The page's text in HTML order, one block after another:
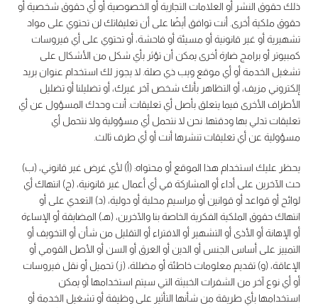
ذلك حقوق النشر أو العلامات التجارية أو الخصوصية أو أي حقوق شخصية أو
حقوق ملكية أخرى. أنت توافق أيضًا على أن تعليقاتك لن تحتوي على مواد
تشهيرية أو غير قانونية أو مسيئة أو فاحشة، أو تحتوي على أي فيروسات
كمبيوتر أو برامج ضارة أخرى يمكن أن تؤثر بأي شكل من الأشكال على
تشغيل الخدمة أو أي موقع ويب ذي صلة. لا يجوز لك استخدام عنوان بريد
إلكتروني مزيف، أو التظاهر بأنك شخص آخر غيرك، أو تضليلنا أو تضليل
الأطراف الأخرى فيما يتعلق بأصل أي تعليقات. أنت وحدك المسؤول عن أي
تعليقات تدلي بها ودقتها. نحن لا نتحمل أي مسؤولية ولا نتحمل أي
مسؤولية عن أي تعليقات تنشرها أنت أو أي طرف ثالث.
يحظر عليك استخدام هذا الموقع أو محتواه: (أ) لأي غرض غير قانوني، (ب)
حث الآخرين على أداء أو المشاركة في أي أعمال غير قانونية، (ج) انتهاك أي
لوائح أو قواعد أو قوانين أو مراسيم محلية أو دولية، (د) التعدي على أو
انتهاك حقوق الملكية الفكرية الخاصة بنا والآخرين، (هـ) المضايقة أو الإساءة
أو الإهانة أو الأذى أو التشهير أو الافتراء أو التقليل من شأن أو التخويف أو
التمييز على أساس الجنس أو الدين أو العرق أو السن أو الأصل القومي أو
الإعاقة، (و) تقديم معلومات خاطئة أو مضللة، (ز) تحميل أو نقل فيروسات
أو أي نوع آخر من الشفرات الخبيثة التي سيتم استخدامها أو يمكن
استخدامها بأي طريقة من شأنها التأثير على وظيفة أو تشغيل الخدمة أو